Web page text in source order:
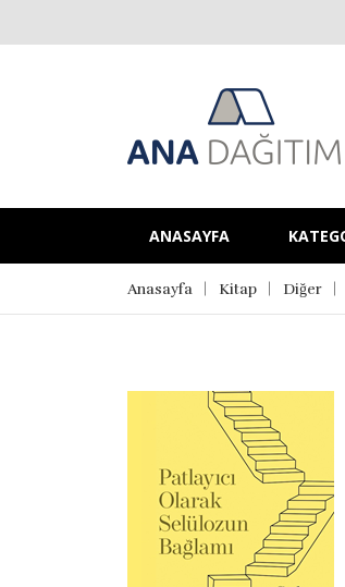
ANASAYFA
Anasayfa Kitap Diğer